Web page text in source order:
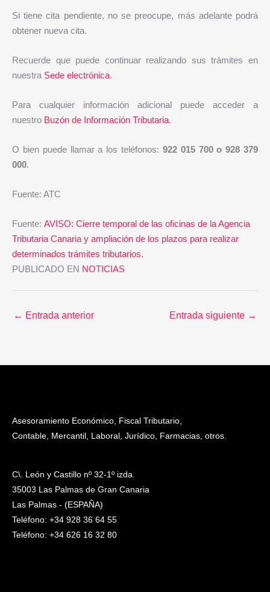
Si tiene cita pendiente, no se preocupe, más adelante podrá
obtener nueva cita.
Recuerde que puede continuar realizando sus trámites en
nuestra Sede electrónica.
Para cualquier información adicional puede acceder a
nuestro Buzón de Información Tributaria.
O bien puede llamar a los teléfonos: 922 015 700 o 928 379
000.
Fuente: ATC
Fuente: AVISO: Cierre temporal de las oficinas de la Agencia
Tributaria Canaria y ampliación de los plazos para realizar
determinados trámites tributarios.
PUBLICADO EN NOTICIAS
← Entrada anterior Entrada siguiente →
Asesoramiento Económico, Fiscal Tributario,
Contable, Mercantil, Laboral, Jurídico, Farmacias, otros.
C\. León y Castillo nº 32-1º izda.
35003 Las Palmas de Gran Canaria
Las Palmas - (ESPAÑA)
Teléfono: +34 928 36 64 55
Teléfono: +34 626 16 32 80